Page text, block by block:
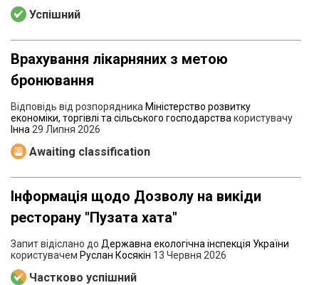
Успішний
Врахування лікарняних з метою
бронювання
Відповідь від розпорядника Міністерство розвитку
економіки, торгівлі та сільського господарства користувачу
Інна 29 Липня 2026
Awaiting classification
Інформація щодо Дозволу на викіди
ресторану "Пузата хата"
Запит відіслано до Державна екологічна інспекція України
користувачем Руслан Косякін 13 Червня 2026
Частково успішний